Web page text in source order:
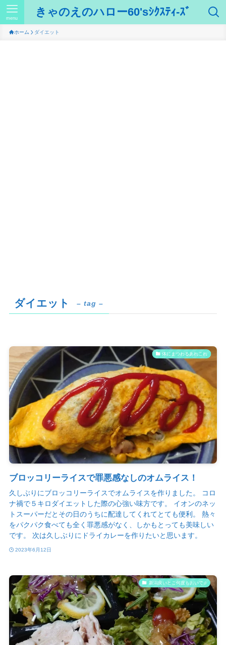
きゃのえのハロー60'sｼｸｽﾃｨ-ｽﾞ
menu
ホーム ダイエット
ダイエット – tag –
体にまつわるあれこれ
ブロッコリーライスで罪悪感なしのオムライス！
久しぶりにブロッコリーライスでオムライスを作りました。 コロ
ナ禍で５キロダイエットした際の心強い味方です。 イオンのネッ
トスーパーだとその日のうちに配達してくれてとても便利。 熱々
をパクパク食べても全く罪悪感がなく、しかもとっても美味しい
です。 次は久しぶりにドライカレーを作りたいと思います。
2023年6月12日
新潟良いとこ何度もおいで♫